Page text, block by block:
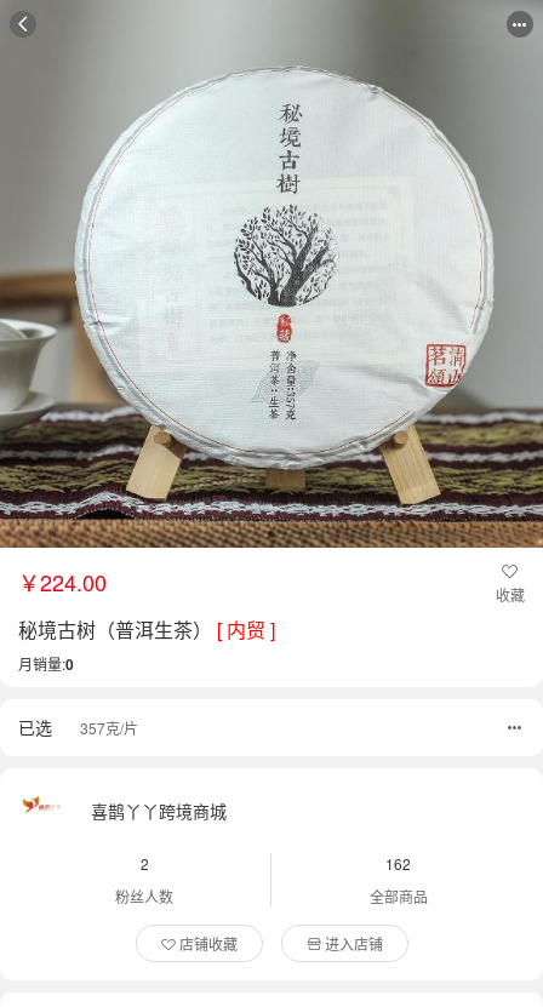
￥224.00 收藏
秘境古树（普洱生茶） [ 内贸 ]
月销量:0
已选 357克/片
喜鹊丫丫跨境商城
2
粉丝人数
162
全部商品
店铺收藏 进入店铺